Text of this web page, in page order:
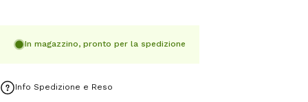
In magazzino, pronto per la spedizione
Info Spedizione e Reso